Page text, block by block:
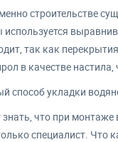
строительстве
используется
так как
в качестве
способ укладки
знать, что при монтаже
специалист. Что